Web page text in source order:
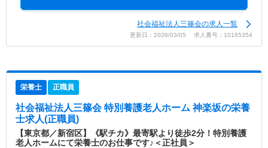
社会福祉法人三篠会の求人一覧
更新日：2026/03/05 求人番号：10165354
栄養士 正職員
社会福祉法人三篠会 特別養護老人ホーム 神楽坂の栄養
士求人(正職員)
【東京都／新宿区】《駅チカ》最寄駅より徒歩2分！特別養護
老人ホームにて栄養士のお仕事です♪＜正社員＞